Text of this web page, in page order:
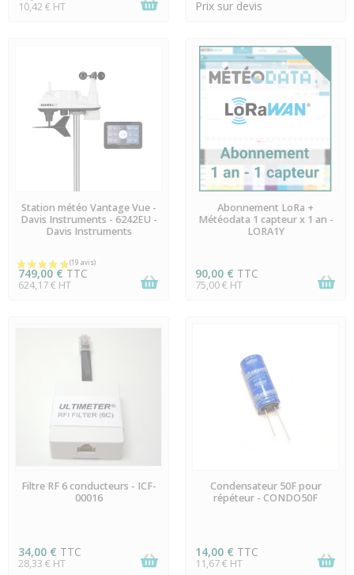
10,42 € HT Prix sur devis
EN STOCK
Station météo Vantage Vue -
Davis Instruments - 6242EU -
Davis Instruments
749,00 € TTC
624,17 € HT
EN STOCK
Abonnement LoRa +
Météodata 1 capteur x 1 an -
LORA1Y
90,00 € TTC
75,00 € HT
EN STOCK
Filtre RF 6 conducteurs - ICF-
00016
34,00 € TTC
28,33 € HT
EN STOCK
Condensateur 50F pour
répéteur - CONDO50F
14,00 € TTC
11,67 € HT